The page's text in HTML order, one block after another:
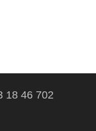
18 46 702